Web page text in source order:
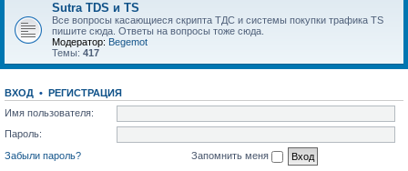
Sutra TDS и TS
Все вопросы касающиеся скрипта ТДС и системы покупки трафика TS
пишите сюда. Ответы на вопросы тоже сюда.
Модератор: Begemot
Темы: 417
ВХОД • РЕГИСТРАЦИЯ
Имя пользователя:
Пароль:
Забыли пароль?
Запомнить меня